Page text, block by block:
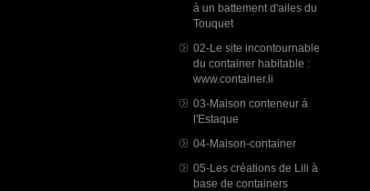
à un battement d'ailes du
Touquet
02-Le site incontournable
du container habitable :
www.container.li
03-Maison conteneur à
l'Estaque
04-Maison-container
05-Les créations de Lili à
base de containers